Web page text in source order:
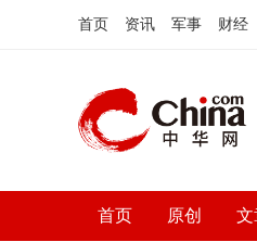
首页 资讯 军事 财经
首页 原创 文